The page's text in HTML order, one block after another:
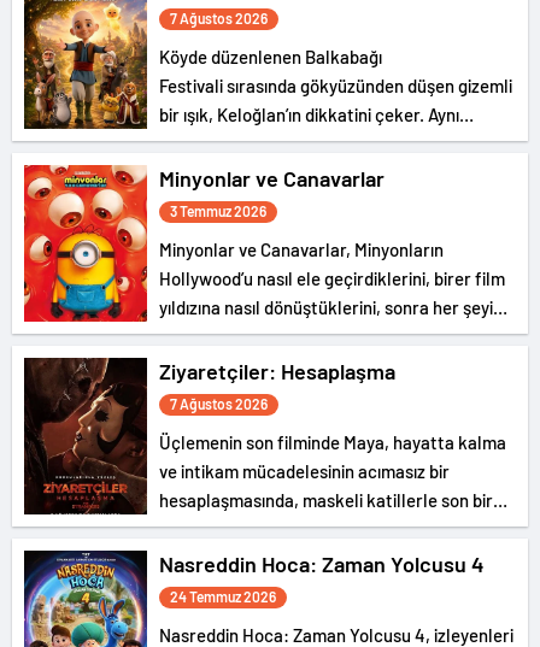
7 Ağustos 2026
Köyde düzenlenen Balkabağı
Festivali sırasında gökyüzünden düşen gizemli
bir ışık, Keloğlan’ın dikkatini çeker. Aynı
olağanüstü olaya, Hayvanlar Şatosu’nda
yaşayan Tombik Tekir ve Civciv de tanıklık
eder.
Minyonlar ve Canavarlar
3 Temmuz 2026
Minyonlar ve Canavarlar, Minyonların
Hollywood’u nasıl ele geçirdiklerini, birer film
yıldızına nasıl dönüştüklerini, sonra her şeyi
nasıl berbat ettiklerini ve dünyaya canavarlar
salarak kaosa sürüklediklerini anlatan
gürültülü ve eğlence dolu bir serüven…
Ziyaretçiler: Hesaplaşma
7 Ağustos 2026
Üçlemenin son filminde Maya, hayatta kalma
ve intikam mücadelesinin acımasız bir
hesaplaşmasında, maskeli katillerle son bir
kez karşı karşıya geliyor.
Nasreddin Hoca: Zaman Yolcusu 4
24 Temmuz 2026
Nasreddin Hoca: Zaman Yolcusu 4, izleyenleri